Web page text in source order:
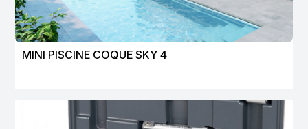
MINI PISCINE COQUE SKY 4